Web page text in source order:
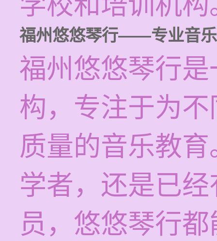
福州悠悠琴行——专业音
福州悠悠琴行
构，专注于为
质量的音乐教
学者，还是已
员，悠悠琴行